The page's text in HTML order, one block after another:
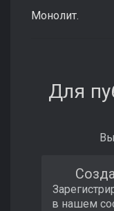
Монолит.
Для
в нашем